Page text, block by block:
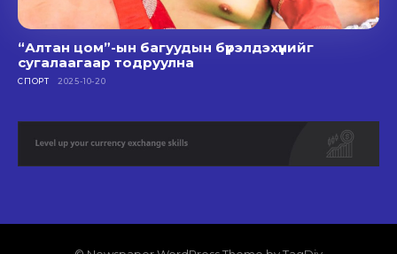
“Алтан цом”-ын багуудын бүрэлдэхүүнийг
сугалаагаар тодруулна
СПОРТ 2025-10-20